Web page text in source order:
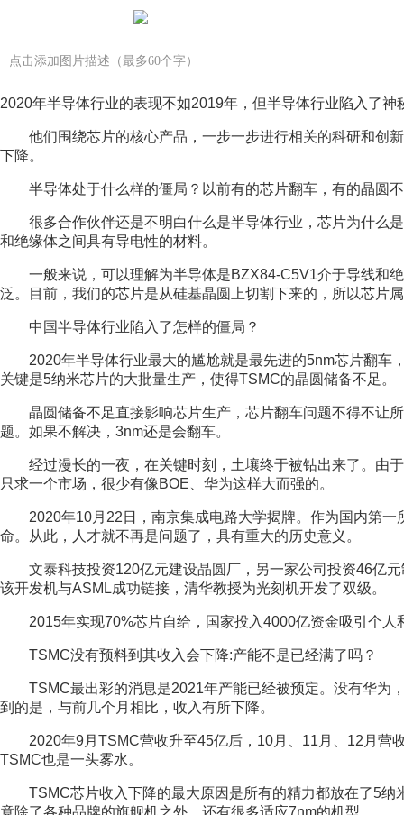
点击添加图片描述（最多60个字）
2020年半导体行业的表现不如2019年，但半导体行业陷入了
下降。
半导体处于什么样的僵局？以前有的芯片翻车，有的晶圆
和绝缘体之间具有导电性的材料。
泛。目前，我们的芯片是从硅基晶圆上切割下来的，所以芯片
	中国半导体行业陷入了怎样的僵局？
关键是5纳米芯片的大批量生产，使得TSMC的晶圆储备不足。
题。如果不解决，3nm还是会翻车。
只求一个市场，很少有像BOE、华为这样大而强的。
命。从此，人才就不再是问题了，具有重大的历史意义。
该开发机与ASML成功链接，清华教授为光刻机开发了双级。
2015年实现70%芯片自给，国家投入4000亿资金吸引个
	TSMC没有预料到其收入会下降:产能不是已经满了吗？
到的是，与前几个月相比，收入有所下降。
TSMC也是一头雾水。
竟除了各种品牌的旗舰机之外，还有很多适应7nm的机型。